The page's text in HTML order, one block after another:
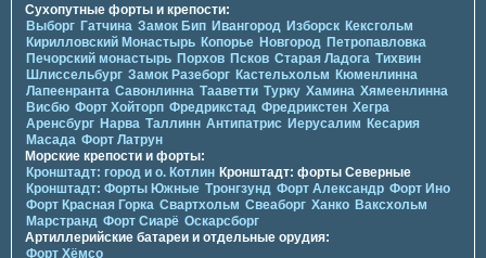
Сухопутные форты и крепости:
Выборг Гатчина Замок Бип Ивангород Изборск Кексгольм
Кирилловский Монастырь Копорье Новгород Петропавловка
Печорcкий монастырь Порхов Псков Старая Ладога Тихвин
Шлиссельбург Замок Разеборг Кастельхольм Кюменлинна
Лапеенранта Савонлинна Тааветти Турку Хамина Хямеенлинна
Висбю Форт Хойторп Фредрикстад Фредрикстен Хегра
Аренсбург Нарва Таллинн Антипатрис Иерусалим Кесария
Масада Форт Латрун
Морские крепости и форты:
Кронштадт: город и о. Котлин Кронштадт: форты Северные
Кронштадт: Форты Южные Тронгзунд Форт Александр Форт Ино
Форт Красная Горка Свартхольм Свеаборг Ханко Ваксхольм
Марстранд Форт Сиарё Оскарсборг
Артиллерийские батареи и отдельные орудия:
Форт Хёмсо